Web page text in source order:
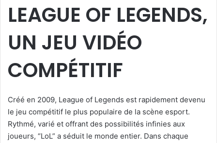
LEAGUE OF LEGENDS,
UN JEU VIDÉO
COMPÉTITIF
Créé en 2009, League of Legends est rapidement devenu
le jeu compétitif le plus populaire de la scène esport.
Rythmé, varié et offrant des possibilités infinies aux
joueurs, “LoL” a séduit le monde entier. Dans chaque